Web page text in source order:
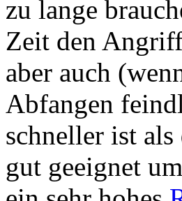
zu lange
Zeit den
aber auch
Abfangen
schneller ist
gut geeignet